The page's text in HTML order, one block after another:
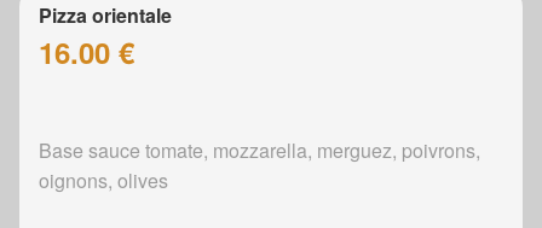
Pizza orientale
16.00 €
Base sauce tomate, mozzarella, merguez, poivrons,
oignons, olives